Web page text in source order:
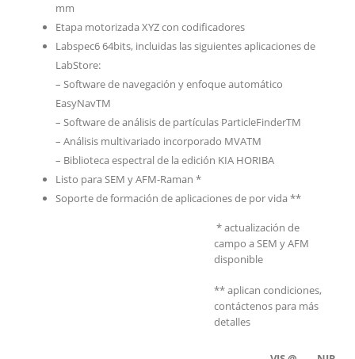
mm
Etapa motorizada XYZ con codificadores
Labspec6 64bits, incluidas las siguientes aplicaciones de
LabStore:
– Software de navegación y enfoque automático
EasyNavTM
– Software de análisis de partículas ParticleFinderTM
– Análisis multivariado incorporado MVATM
– Biblioteca espectral de la edición KIA HORIBA
Listo para SEM y AFM-Raman *
Soporte de formación de aplicaciones de por vida **
* actualización de
campo a SEM y AFM
disponible
** aplican condiciones,
contáctenos para más
detalles